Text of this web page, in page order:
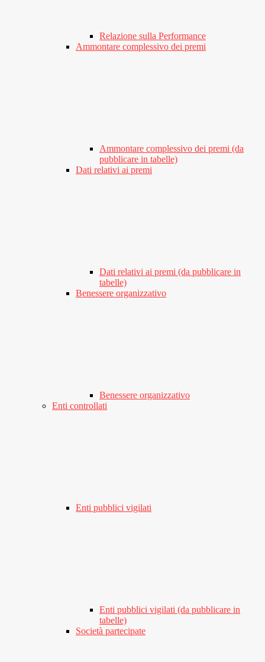
Relazione sulla Performance
Ammontare complessivo dei premi
Ammontare complessivo dei premi (da
pubblicare in tabelle)
Dati relativi ai premi
Dati relativi ai premi (da pubblicare in
tabelle)
Benessere organizzativo
Benessere organizzativo
Enti controllati
Enti pubblici vigilati
Enti pubblici vigilati (da pubblicare in
tabelle)
Società partecipate